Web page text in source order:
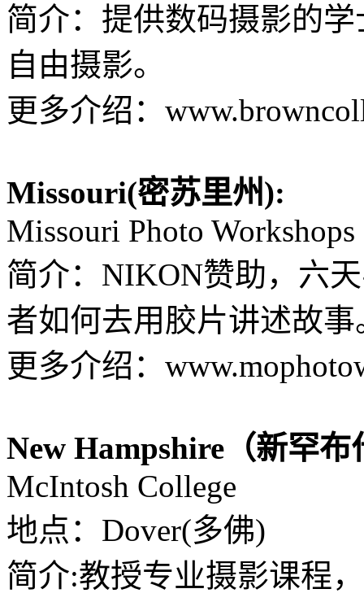
简介：提供数码摄影的
自由摄影。
更多介绍：
Missouri(密苏里州):
Missouri Photo Workshops
简介：NIKON赞助，六
者如何去用胶片讲述故事
更多介绍：
New Hampshire（新罕布
McIntosh College
地点：Dover(多佛)
简介:教授专业摄影课程